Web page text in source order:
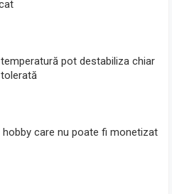
pot destabiliza chiar
hobby care nu poate fi monetizat